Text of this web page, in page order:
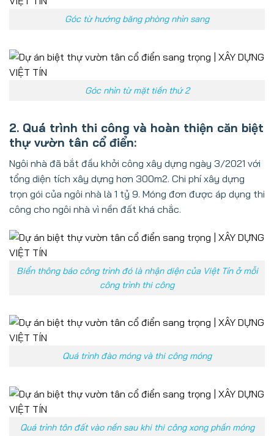
Góc từ hướng băng phòng nhìn sang
Góc nhìn từ mặt tiền thứ 2
2. Quá trình thi công và hoàn thiện căn biệt
thự vườn tân cổ điển:
Ngôi nhà đã bắt đầu khởi công xây dựng ngày 3/2021 với
tổng diện tích xây dựng hơn 300m2. Chi phí xây dựng
trọn gói của ngôi nhà là 1 tỷ 9. Móng đơn được áp dụng thi
công cho ngôi nhà vì nền đất khá chắc.
Biển thông báo công trình đó là nhận diện của Việt Tín ở mỗi
công trình thi công
Quá trình đào móng và thi công móng
Quá trình tôn đất vào nền sau khi thi công xong phần móng